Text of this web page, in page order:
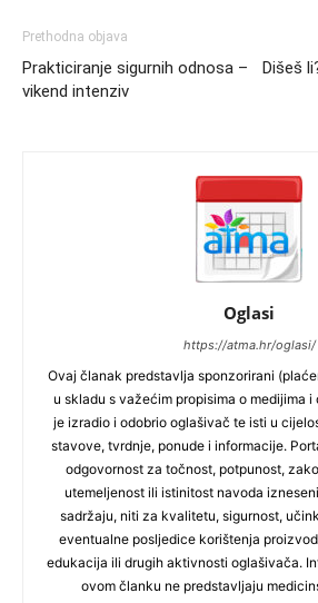
Prethodna objava
Prakticiranje sigurnih odnosa –
vikend intenziv
Dišeš
Oglasi
https://atma.hr/oglasi/
Ovaj članak predstavlja sponzorirani
u skladu s važećim propisima o medijima
je izradio i odobrio oglašivač te isti u
stavove, tvrdnje, ponude i informacije.
odgovornost za točnost, potpunost,
utemeljenost ili istinitost navoda
sadržaju, niti za kvalitetu, sigurnost,
eventualne posljedice korištenja
edukacija ili drugih aktivnosti oglašivača.
ovom članku ne predstavljaju